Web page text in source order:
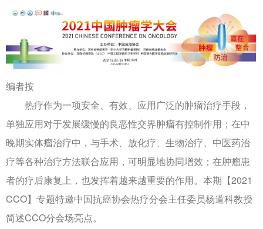
编者按
热疗作为一项安全、有效、应用广泛的肿瘤治疗手段，
单独应用对于发展缓慢的良恶性交界肿瘤有控制作用；在中
晚期实体瘤治疗中，与手术、放化疗、生物治疗、中医药治
疗等各种治疗方法联合应用，可明显地协同增效；在肿瘤患
者的疗后康复上，也发挥着越来越重要的作用。本期【2021
CCO】专题特邀中国抗癌协会热疗分会主任委员杨道科教授
简述CCO分会场亮点。